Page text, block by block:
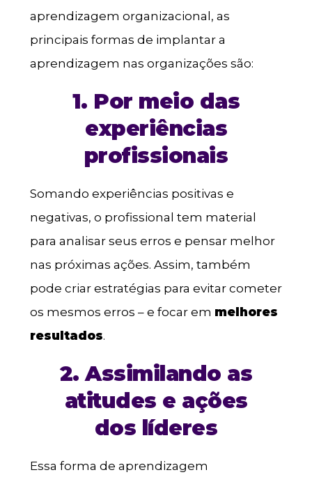
aprendizagem organizacional, as
principais formas de implantar a
aprendizagem nas organizações são:
1. Por meio das
experiências
profissionais
Somando experiências positivas e
negativas, o profissional tem material
para analisar seus erros e pensar melhor
nas próximas ações. Assim, também
pode criar estratégias para evitar cometer
os mesmos erros – e focar em melhores
resultados.
2. Assimilando as
atitudes e ações
dos líderes
Essa forma de aprendizagem